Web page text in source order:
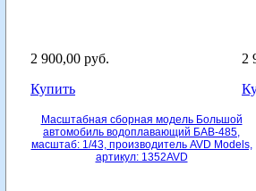
2 900,00 руб.
Купить
2
Масштабная сборная модель Большой
автомобиль водоплавающий БАВ-485,
масштаб: 1/43, производитель AVD Models,
артикул: 1352AVD